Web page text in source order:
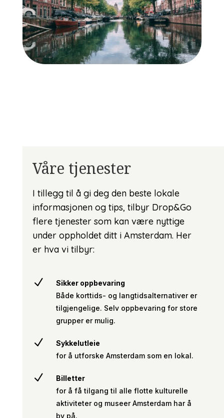
Våre tjenester
I tillegg til å gi deg den beste lokale
informasjonen og tips, tilbyr Drop&Go
flere tjenester som kan være nyttige
under oppholdet ditt i Amsterdam. Her
er hva vi tilbyr:
N
Sikker oppbevaring
Både korttids- og langtidsalternativer er
tilgjengelige. Selv oppbevaring for store
grupper er mulig.
N
Sykkelutleie
for å utforske Amsterdam som en lokal.
N
Billetter
for å få tilgang til alle flotte kulturelle
aktiviteter og museer Amsterdam har å
by på.